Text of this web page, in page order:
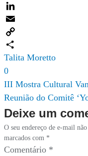
Twitter
LinkedIn
Email
Copy
Link
Compartilhar
Talita Moretto
0
de
Post
III Mostra Cultural
Reunião do Comitê
Deixe um
O seu endereço de e-mail
marcados com *
Comentário *